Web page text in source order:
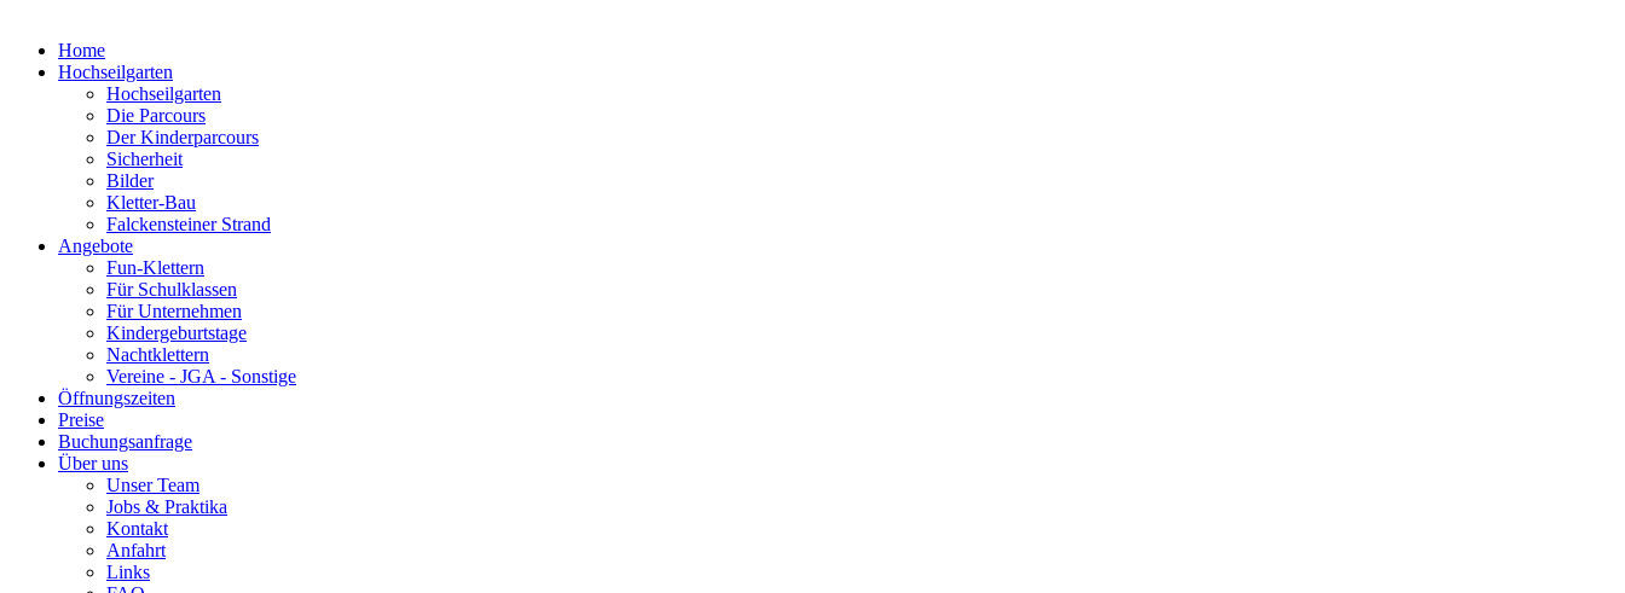
Home
Hochseilgarten
Hochseilgarten
Die Parcours
Der Kinderparcours
Sicherheit
Bilder
Kletter-Bau
Falckensteiner Strand
Angebote
Fun-Klettern
Für Schulklassen
Für Unternehmen
Kindergeburtstage
Nachtklettern
Vereine - JGA - Sonstige
Öffnungszeiten
Preise
Buchungsanfrage
Über uns
Unser Team
Jobs & Praktika
Kontakt
Anfahrt
Links